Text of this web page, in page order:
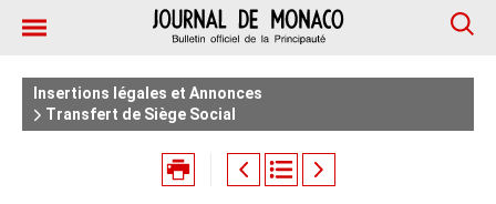
Insertions légales et Annonces
Transfert de Siège Social